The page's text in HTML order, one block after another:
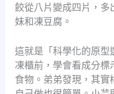
餃從八片變成四片，
妹和凍豆腐。
這就是「科學化的原型
凍櫃前，學會看成分標
食物。弟弟發現，其